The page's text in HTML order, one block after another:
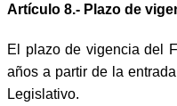
Artículo 8.- Plazo de
El plazo de vigencia del
años a partir de la
Legislativo.